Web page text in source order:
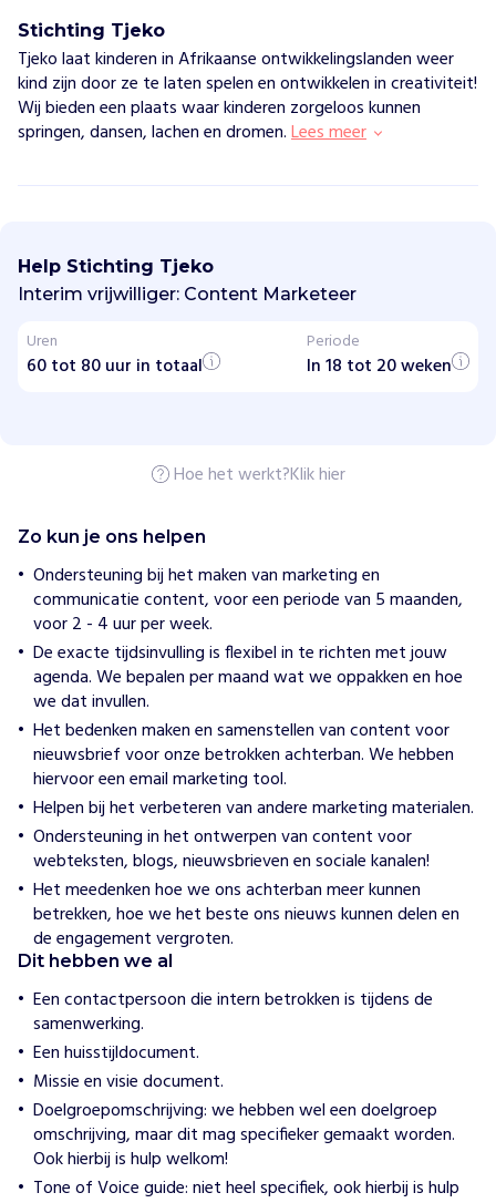
Stichting Tjeko
Tjeko laat kinderen in Afrikaanse ontwikkelingslanden weer
kind zijn door ze te laten spelen en ontwikkelen in creativiteit!
Wij bieden een plaats waar kinderen zorgeloos kunnen
springen, dansen, lachen en dromen.Lees meer
c
h
t
n
g
o
e
w
i
j
h
e
l
p
e
n
S
t
i
c
h
t
i
n
g
T
j
e
k
o
o
r
g
a
n
Help Stichting Tjeko
Interim vrijwilliger: Content Marketeer
Uren
60 tot 80 uur in totaal
Periode
In 18 tot 20 weken
Hoe het werkt?Klik hier
Zo kun je ons helpen
Ondersteuning bij het maken van marketing en
communicatie content, voor een periode van 5 maanden,
voor 2 - 4 uur per week.
De exacte tijdsinvulling is flexibel in te richten met jouw
agenda. We bepalen per maand wat we oppakken en hoe
we dat invullen.
Het bedenken maken en samenstellen van content voor
nieuwsbrief voor onze betrokken achterban. We hebben
hiervoor een email marketing tool.
Helpen bij het verbeteren van andere marketing materialen.
Ondersteuning in het ontwerpen van content voor
webteksten, blogs, nieuwsbrieven en sociale kanalen!
Het meedenken hoe we ons achterban meer kunnen
betrekken, hoe we het beste ons nieuws kunnen delen en
de engagement vergroten.
Dit hebben we al
Een contactpersoon die intern betrokken is tijdens de
samenwerking.
Een huisstijldocument.
Missie en visie document.
Doelgroepomschrijving: we hebben wel een doelgroep
omschrijving, maar dit mag specifieker gemaakt worden.
Ook hierbij is hulp welkom!
Tone of Voice guide: niet heel specifiek, ook hierbij is hulp